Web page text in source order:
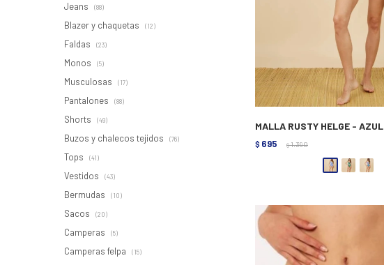
MALLA RUSTY HELGE - AZUL
$ 695 $ 1.390
Jeans (88)
Blazer y chaquetas (12)
Faldas (23)
Monos (5)
Musculosas (17)
Pantalones (88)
Shorts (49)
Buzos y chalecos tejidos (76)
Tops (41)
Vestidos (43)
Bermudas (10)
Sacos (20)
Camperas (5)
Camperas felpa (15)